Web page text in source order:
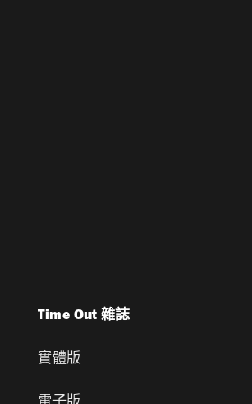
Time Out 雜誌
實體版